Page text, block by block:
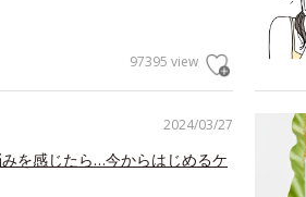
97395 view
2024/03/27
を感じたら…今からはじめるケ